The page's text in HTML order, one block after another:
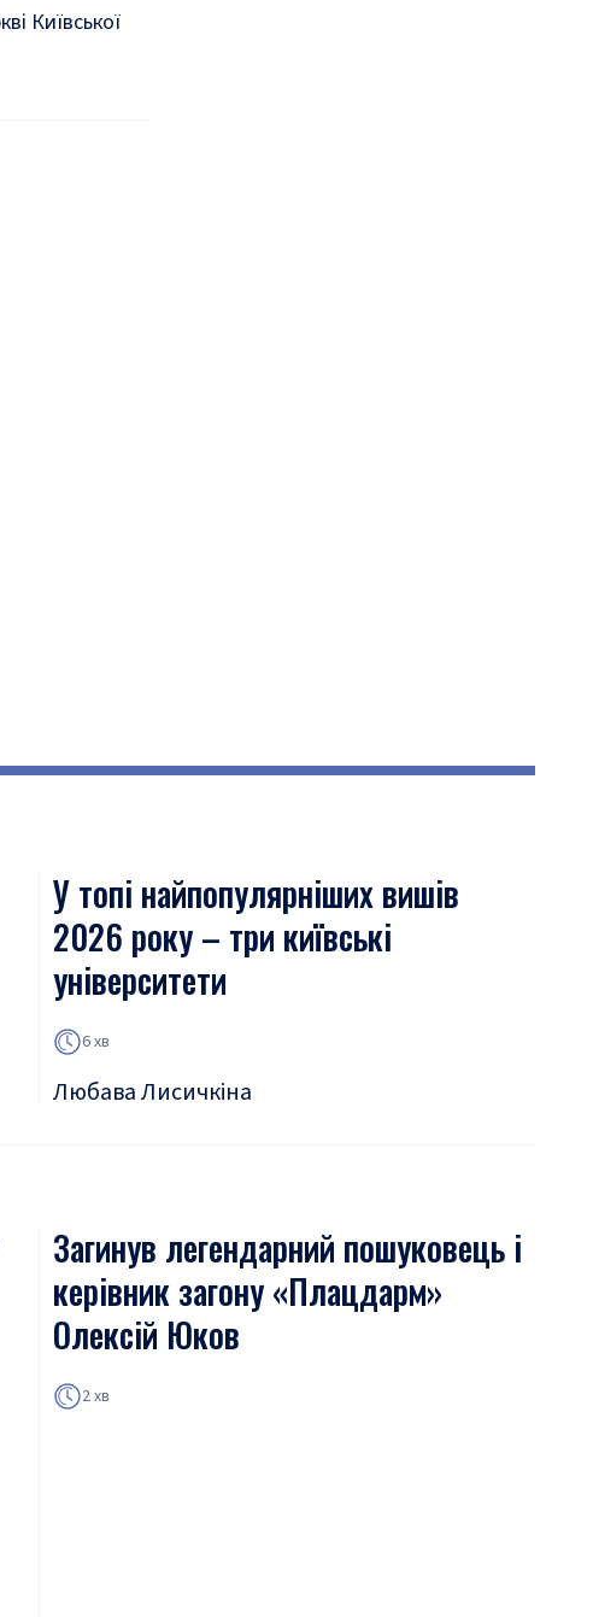
Київської
У топі найпопулярніших вишів
2026 року – три київські
університети
6 хв
Любава Лисичкіна
Загинув легендарний пошуковець і
керівник загону «Плацдарм»
Олексій Юков
2 хв